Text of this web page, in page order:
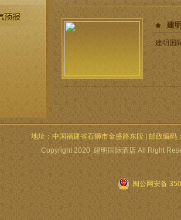
建
建明国
地址：中国福建省石狮市金盛路东段 | 邮政编
Copyright 2020 建明国际酒店 All Right
闽公网安备